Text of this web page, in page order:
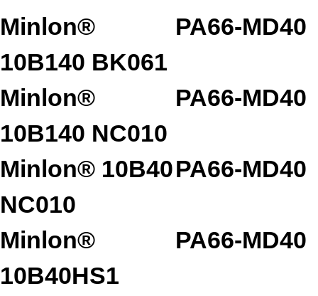
Minlon®
10B140 BK061
PA66-MD40
Minlon®
10B140 NC010
PA66-MD40
Minlon® 10B40
NC010
PA66-MD40
Minlon®
10B40HS1
PA66-MD40